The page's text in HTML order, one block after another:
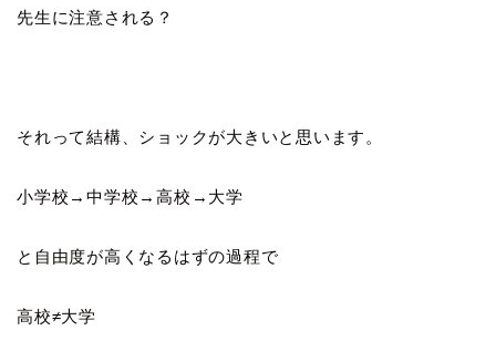
先生に注意される？
それって結構、ショックが大きいと思います。
小学校→中学校→高校→大学
と自由度が高くなるはずの過程で
高校≠大学